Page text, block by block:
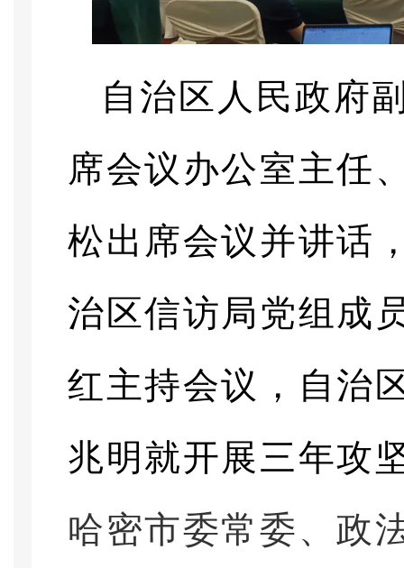
自治区人民政府
席会议办公室主任
松出席会议并讲话
治区信访局党组成
红主持会议，自治
兆明就开展三年攻
哈密市委常委、政